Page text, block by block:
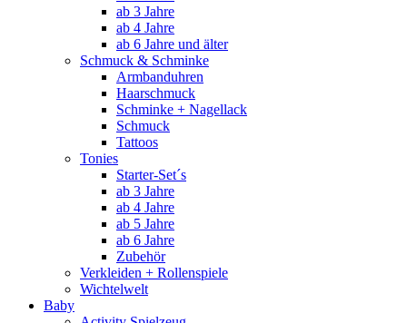
ab 3 Jahre
ab 4 Jahre
ab 6 Jahre und älter
Schmuck & Schminke
Armbanduhren
Haarschmuck
Schminke + Nagellack
Schmuck
Tattoos
Tonies
Starter-Set´s
ab 3 Jahre
ab 4 Jahre
ab 5 Jahre
ab 6 Jahre
Zubehör
Verkleiden + Rollenspiele
Wichtelwelt
Baby